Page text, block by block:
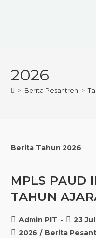
2026
> Berita Pesantren >
Berita Tahun 2026
MPLS PAUD
TAHUN
Admin PIT
23
2026 / Berita